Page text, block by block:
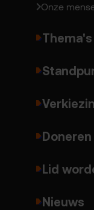
Onze
Thema's
Doneren
Lid
Nieuws